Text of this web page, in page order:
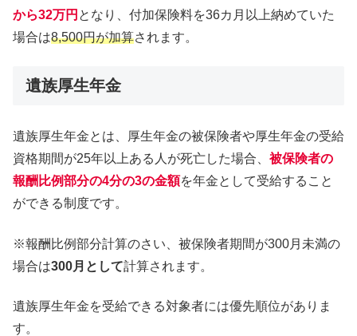
から32万円 となり、付加保険料を36カ月以上納めていた
場合は8,500円が加算されます。
遺族厚生年金
遺族厚生年金とは、厚生年金の被保険者や厚生年金の受給
資格期間が25年以上ある人が死亡した場合、 被保険者の
報酬比例部分の4分の3の金額を年金として受給すること
ができる制度です。
※報酬比例部分計算のさい、被保険者期間が300月未満の
場合は300月として計算されます。
遺族厚生年金を受給できる対象者には優先順位がありま
す。